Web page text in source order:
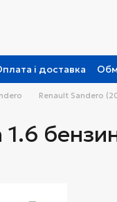
і доставка
Renault Sandero